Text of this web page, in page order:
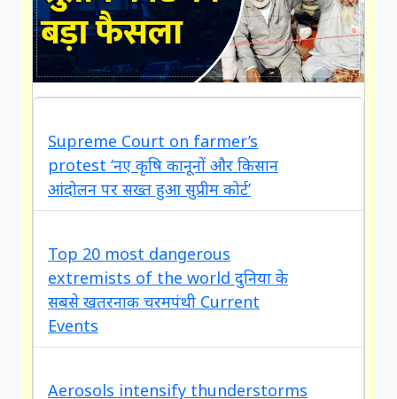
Supreme Court on farmer’s
protest ‘नए कृषि कानूनों और किसान
आंदोलन पर सख्त हुआ सुप्रीम कोर्ट’
Top 20 most dangerous
extremists of the world दुनिया के
सबसे खतरनाक चरमपंथी Current
Events
Aerosols intensify thunderstorms